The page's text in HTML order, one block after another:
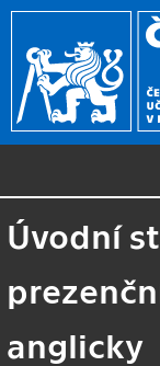
Úvodní
anglicky